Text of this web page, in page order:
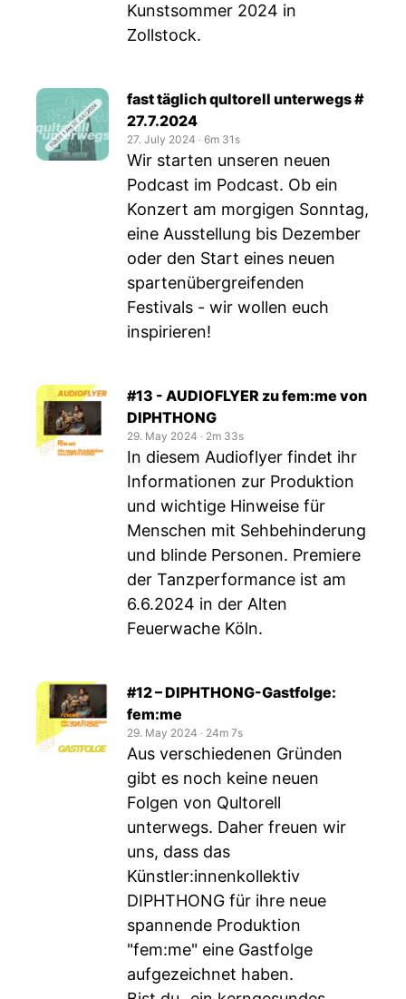
Kunstsommer 2024 in
Zollstock.
fast täglich qultorell unterwegs #
27.7.2024
27. July 2024 ‧ 6m 31s
Wir starten unseren neuen
Podcast im Podcast. Ob ein
Konzert am morgigen Sonntag,
eine Ausstellung bis Dezember
oder den Start eines neuen
spartenübergreifenden
Festivals - wir wollen euch
inspirieren!
#13 - AUDIOFLYER zu fem:me von
DIPHTHONG
29. May 2024 ‧ 2m 33s
In diesem Audioflyer findet ihr
Informationen zur Produktion
und wichtige Hinweise für
Menschen mit Sehbehinderung
und blinde Personen. Premiere
der Tanzperformance ist am
6.6.2024 in der Alten
Feuerwache Köln.
#12 – DIPHTHONG-Gastfolge:
fem:me
29. May 2024 ‧ 24m 7s
Aus verschiedenen Gründen
gibt es noch keine neuen
Folgen von Qultorell
unterwegs. Daher freuen wir
uns, dass das
Künstler:innenkollektiv
DIPHTHONG für ihre neue
spannende Produktion
"fem:me" eine Gastfolge
aufgezeichnet haben.